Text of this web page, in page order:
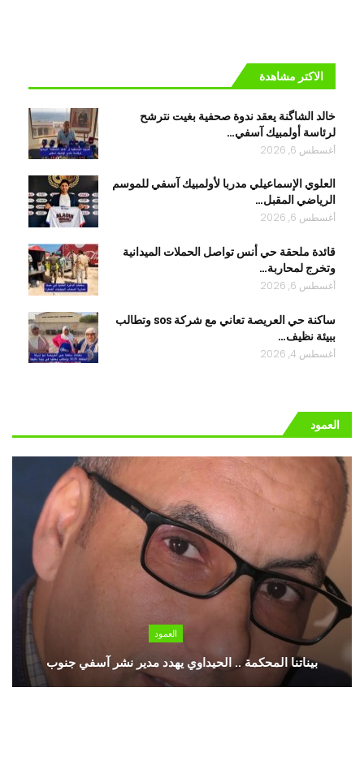
الاكتر مشاهدة
خالد الشاگنة يعقد ندوة صحفية بغيت نترشح
لرئاسة أولمبيك آسفي…
أغسطس 6, 2026
العلوي الإسماعيلي مدربا لأولمبيك آسفي للموسم
الرياضي المقبل…
أغسطس 6, 2026
قائدة ملحقة حي أنس تواصل الحملات الميدانية
وتخرج لمحاربة…
أغسطس 6, 2026
ساكنة حي العريصة تعاني مع شركة sos وتطالب
ببيئة نظيف…
أغسطس 4, 2026
العمود
العمود
بيناتنا المحكمة .. الحيداوي يهدد مدير نشر آسفي جنوب